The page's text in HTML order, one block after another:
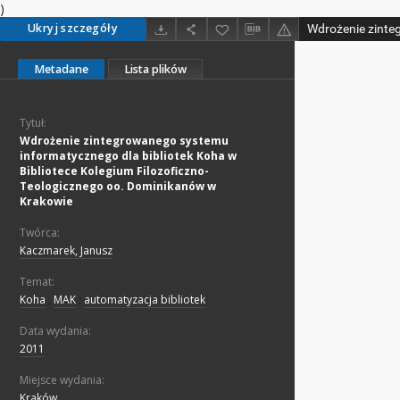
)
Ukryj szczegóły
Metadane Lista plików
Tytuł:
Wdrożenie zintegrowanego systemu
informatycznego dla bibliotek Koha w
Bibliotece Kolegium Filozoficzno-
Teologicznego oo. Dominikanów w
Krakowie
Twórca:
Kaczmarek, Janusz
Temat:
Koha
MAK automatyzacja bibliotek
Data wydania:
2011
Miejsce wydania: